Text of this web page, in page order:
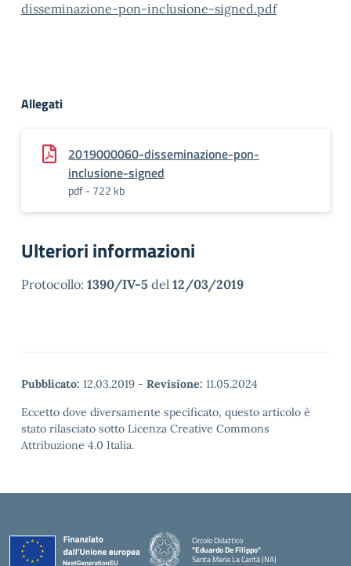
disseminazione-pon-inclusione-signed.pdf
Allegati
2019000060-disseminazione-pon-
inclusione-signed
pdf - 722 kb
Ulteriori informazioni
Protocollo: 1390/IV-5 del 12/03/2019
Pubblicato: 12.03.2019 - Revisione: 11.05.2024
Eccetto dove diversamente specificato, questo articolo è
stato rilasciato sotto Licenza Creative Commons
Attribuzione 4.0 Italia.
Circolo Didattico
"Eduardo De Filippo"
Santa Maria La Carità (NA)